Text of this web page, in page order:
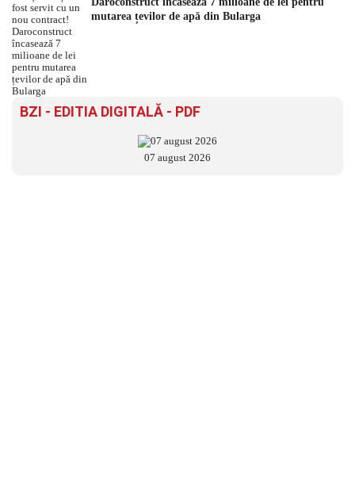
mutarea țevilor de apă din Bularga
BZI - EDITIA DIGITALĂ - PDF
07 august 2026